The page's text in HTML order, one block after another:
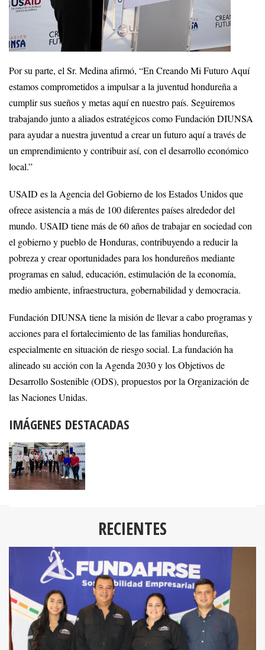
Por su parte, el Sr. Medina afirmó, “En Creando Mi Futuro Aquí
estamos comprometidos a impulsar a la juventud hondureña a
cumplir sus sueños y metas aquí en nuestro país. Seguiremos
trabajando junto a aliados estratégicos como Fundación DIUNSA
para ayudar a nuestra juventud a crear un futuro aquí a través de
un emprendimiento y contribuir así, con el desarrollo económico
local.”
USAID es la Agencia del Gobierno de los Estados Unidos que
ofrece asistencia a más de 100 diferentes países alrededor del
mundo. USAID tiene más de 60 años de trabajar en sociedad con
el gobierno y pueblo de Honduras, contribuyendo a reducir la
pobreza y crear oportunidades para los hondureños mediante
programas en salud, educación, estimulación de la economía,
medio ambiente, infraestructura, gobernabilidad y democracia.
Fundación DIUNSA tiene la misión de llevar a cabo programas y
acciones para el fortalecimiento de las familias hondureñas,
especialmente en situación de riesgo social. La fundación ha
alineado su acción con la Agenda 2030 y los Objetivos de
Desarrollo Sostenible (ODS), propuestos por la Organización de
las Naciones Unidas.
IMÁGENES DESTACADAS
RECIENTES